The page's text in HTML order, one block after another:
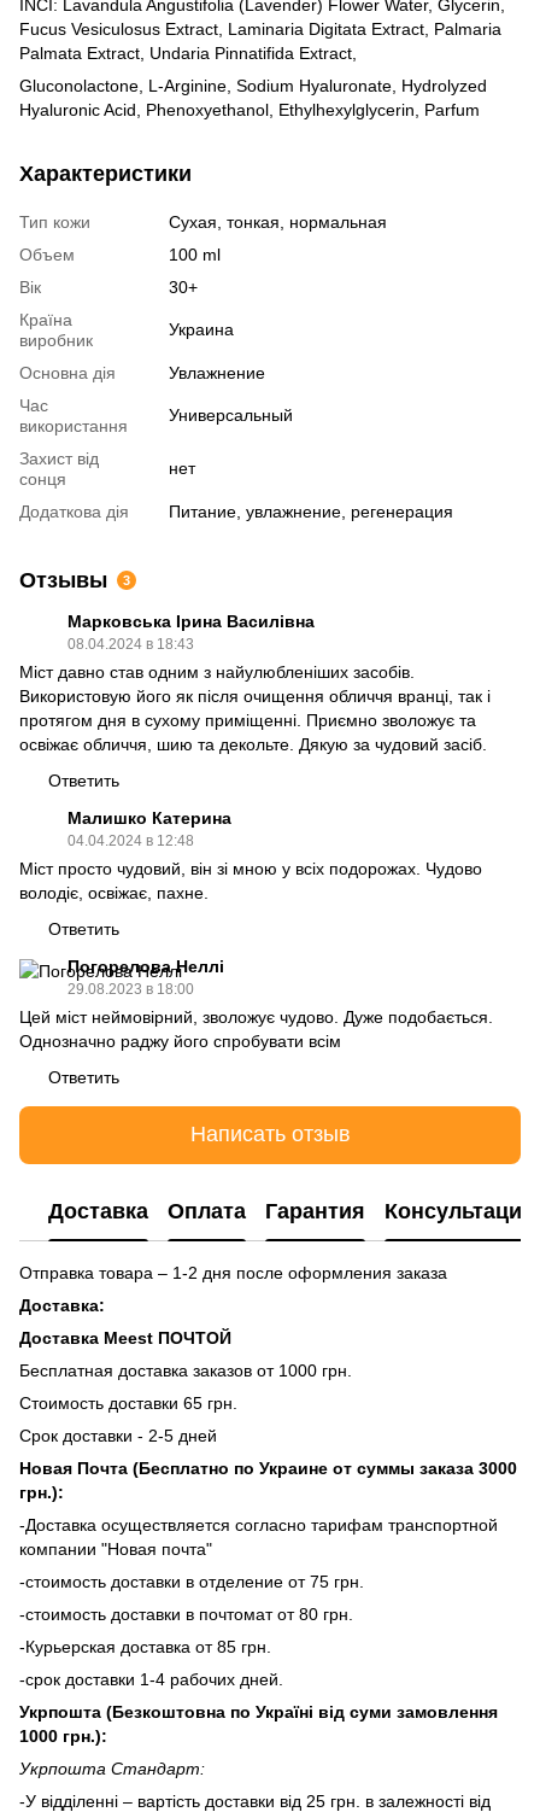
INCI: Lavandula Angustifolia (Lavender) Flower Water, Glycerin,
Fucus Vesiculosus Extract, Laminaria Digitata Extract, Palmaria
Palmata Extract, Undaria Pinnatifida Extract,
Gluconolactone, L-Arginine, Sodium Hyaluronate, Hydrolyzed
Hyaluronic Acid, Phenoxyethanol, Ethylhexylglycerin, Parfum
Характеристики
Тип кожи
Сухая, тонкая, нормальная
Объем
100 ml
Вік
30+
Країна
виробник
Украина
Основна дія
Увлажнение
Час
використання
Универсальный
Захист від
сонця
нет
Додаткова дія Питание, увлажнение, регенерация
Отзывы 3
Марковська Ірина Василівна
08.04.2024 в 18:43
Міст давно став одним з найулюбленіших засобів.
Використовую його як після очищення обличчя вранці, так і
протягом дня в сухому приміщенні. Приємно зволожує та
освіжає обличчя, шию та декольте. Дякую за чудовий засіб.
Ответить
Малишко Катерина
04.04.2024 в 12:48
Міст просто чудовий, він зі мною у всіх подорожах. Чудово
володіє, освіжає, пахне.
Ответить
Погорелова Неллі
29.08.2023 в 18:00
Цей міст неймовірний, зволожує чудово. Дуже подобається.
Однозначно раджу його спробувати всім
Ответить
Написать отзыв
Доставка Оплата Гарантия Консультация
Отправка товара – 1-2 дня после оформления заказа
Доставка:
Доставка Meest ПОЧТОЙ
Бесплатная доставка заказов от 1000 грн.
Стоимость доставки 65 грн.
Срок доставки - 2-5 дней
Новая Почта (Бесплатно по Украине от суммы заказа 3000
грн.):
-Доставка осуществляется согласно тарифам транспортной
компании "Новая почта"
-стоимость доставки в отделение от 75 грн.
-стоимость доставки в почтомат от 80 грн.
-Курьерская доставка от 85 грн.
-срок доставки 1-4 рабочих дней.
Укрпошта (Безкоштовна по Україні від суми замовлення
1000 грн.):
Укрпошта Стандарт:
-У відділенні – вартість доставки від 25 грн. в залежності від